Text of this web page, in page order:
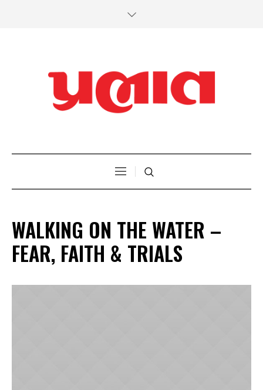
WALKING ON THE WATER –
FEAR, FAITH & TRIALS